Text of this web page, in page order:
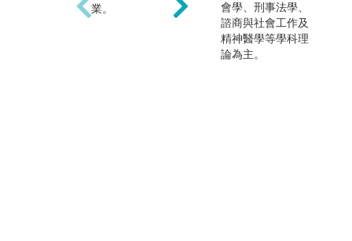
業。
生活及未來就業有
很大的幫助。除社
會行政、勞工行
政、政風公職之
會學、刑事法學、
諮商與社會工作及
精神醫學等學科理
論為主。